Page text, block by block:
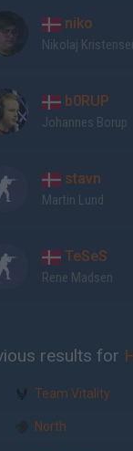
niko
Nikolaj
b0RUP
Johannes Borup
stavn
Martin Lund
TeSeS
Rene Madsen
results for
Team Vitality
North